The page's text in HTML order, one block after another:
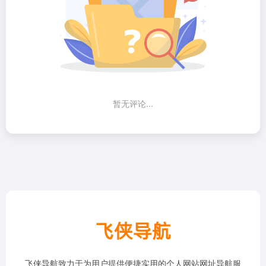
暂无评论...
飞侠导航致力于为用户提供便捷实用的个人网站网址导航服